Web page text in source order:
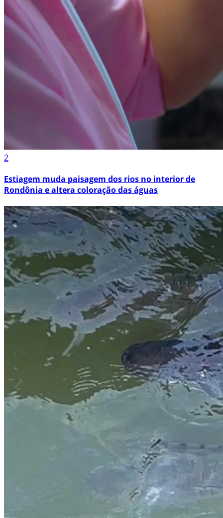
2
Estiagem muda paisagem dos rios no interior de
Rondônia e altera coloração das águas